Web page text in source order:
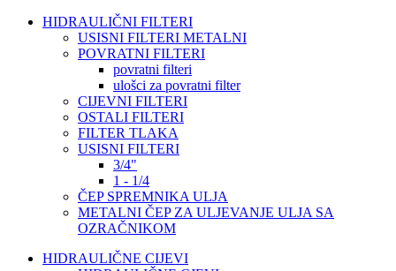
HIDRAULIČNI FILTERI
USISNI FILTERI METALNI
POVRATNI FILTERI
povratni filteri
ulošci za povratni filter
CIJEVNI FILTERI
OSTALI FILTERI
FILTER TLAKA
USISNI FILTERI
3/4"
1 - 1/4
ČEP SPREMNIKA ULJA
METALNI ČEP ZA ULJEVANJE ULJA SA
OZRAČNIKOM
HIDRAULIČNE CIJEVI